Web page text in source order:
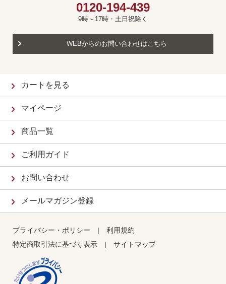
0120-194-439
9時～17時・土日祝除く
WEBからのお問い合わせはこちら
カートを見る
マイページ
商品一覧
ご利用ガイド
お問い合わせ
メールマガジン登録
プライバシー・ポリシー | 利用規約
特定商取引法に基づく表示 | サイトマップ